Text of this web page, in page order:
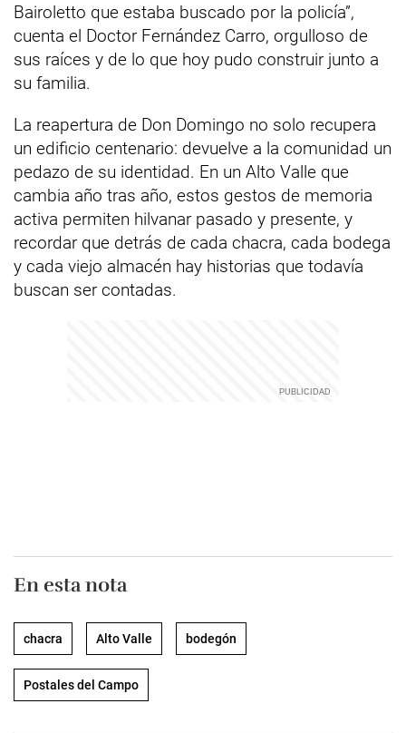
Bairoletto que estaba buscado por la policía”,
cuenta el Doctor Fernández Carro, orgulloso de
sus raíces y de lo que hoy pudo construir junto a
su familia.
La reapertura de Don Domingo no solo recupera
un edificio centenario: devuelve a la comunidad un
pedazo de su identidad. En un Alto Valle que
cambia año tras año, estos gestos de memoria
activa permiten hilvanar pasado y presente, y
recordar que detrás de cada chacra, cada bodega
y cada viejo almacén hay historias que todavía
buscan ser contadas.
En esta nota
chacra Alto Valle bodegón
Postales del Campo